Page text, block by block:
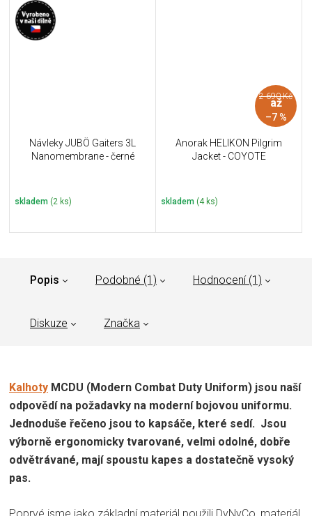
Návleky JUBÖ Gaiters 3L
Nanomembrane - černé
skladem (2 ks)
2 690 Kč
až
–7 %
Anorak HELIKON Pilgrim
Jacket - COYOTE
skladem (4 ks)
Popis Podobné (1) Hodnocení (1)
Diskuze Značka
Kalhoty MCDU (Modern Combat Duty Uniform) jsou naší
odpovědí na požadavky na moderní bojovou uniformu.
Jednoduše řečeno jsou to kapsáče, které sedí. Jsou
výborně ergonomicky tvarované, velmi odolné, dobře
odvětrávané, mají spoustu kapes a dostatečně vysoký
pas.